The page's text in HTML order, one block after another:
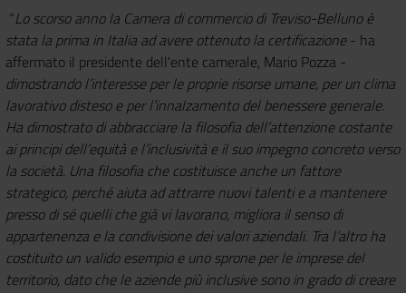
“Lo scorso anno la Camera di commercio di Treviso-Belluno è
stata la prima in Italia ad avere ottenuto la certificazione- ha
affermato il presidente dell'ente camerale, Mario Pozza -
dimostrando l’interesse per le proprie risorse umane, per un clima
lavorativo disteso e per l’innalzamento del benessere generale.
Ha dimostrato di abbracciare la filosofia dell’attenzione costante
ai principi dell’equità e l’inclusività e il suo impegno concreto verso
la società. Una filosofia che costituisce anche un fattore
strategico, perché aiuta ad attrarre nuovi talenti e a mantenere
presso di sé quelli che già vi lavorano, migliora il senso di
appartenenza e la condivisione dei valori aziendali. Tra l’altro ha
costituito un valido esempio e uno sprone per le imprese del
territorio, dato che le aziende più inclusive sono in grado di creare